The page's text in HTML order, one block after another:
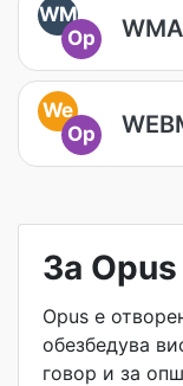
WM
Op
We
Op
За Opus
Opus е
обезбедува
говор и за